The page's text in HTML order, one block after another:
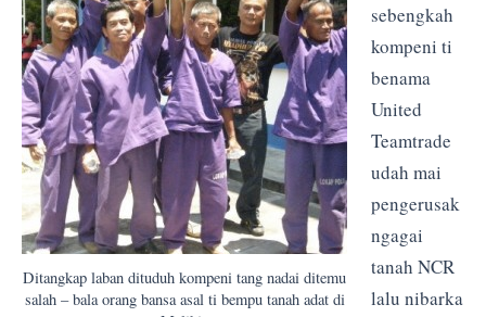
Ditangkap laban dituduh kompeni tang nadai ditemu
salah – bala orang bansa asal ti bempu tanah adat di
sebengkah
kompeni ti
benama
United
Teamtrade
udah mai
pengerusak
ngagai
tanah NCR
lalu nibarka